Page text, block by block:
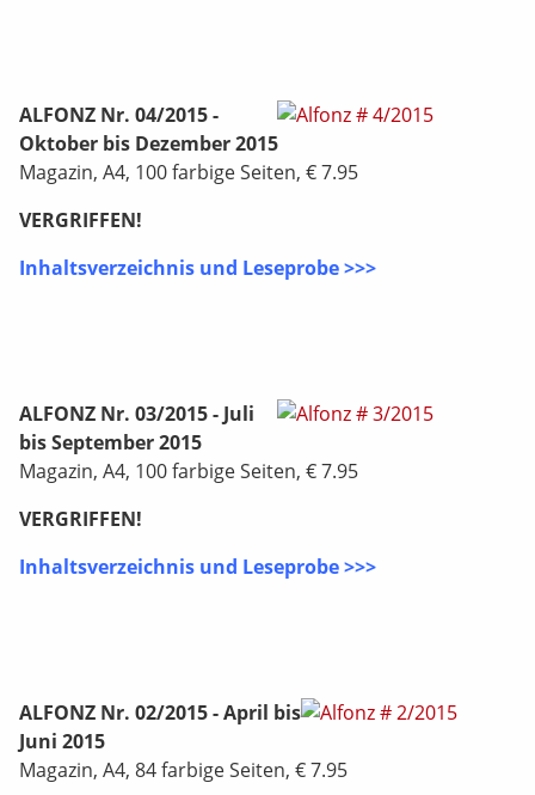
ALFONZ Nr. 04/2015 -
Oktober bis Dezember 2015
Magazin, A4, 100 farbige Seiten, € 7.95
VERGRIFFEN!
Inhaltsverzeichnis und Leseprobe >>>
ALFONZ Nr. 03/2015 - Juli
bis September 2015
Magazin, A4, 100 farbige Seiten, € 7.95
VERGRIFFEN!
Inhaltsverzeichnis und Leseprobe >>>
ALFONZ Nr. 02/2015 - April bis
Juni 2015
Magazin, A4, 84 farbige Seiten, € 7.95